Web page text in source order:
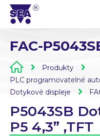
PRODUKTY
GSM produkty
PLC
SLUŽBY
Vývoj
ŘEŠENÍ
FAC-
Produkty
PLC programovatelné
Dotykové displeje
P5043SB
P5 4,3” ,TFT